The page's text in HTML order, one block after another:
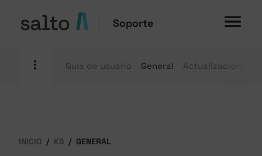
Soporte
Guía de usuario General Actualizaciones
INICIO KS GENERAL